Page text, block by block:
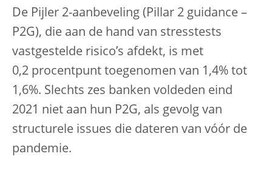
De Pijler 2-aanbeveling (Pillar 2 guidance –
P2G), die aan de hand van stresstests
vastgestelde risico’s afdekt, is met
0,2 procentpunt toegenomen van 1,4% tot
1,6%. Slechts zes banken voldeden eind
2021 niet aan hun P2G, als gevolg van
structurele issues die dateren van vóór de
pandemie.